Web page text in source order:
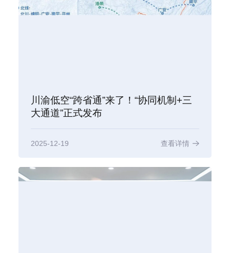
川渝低空“跨省通”来了！“协同机制+三
大通道”正式发布
2025-12-19 查看详情